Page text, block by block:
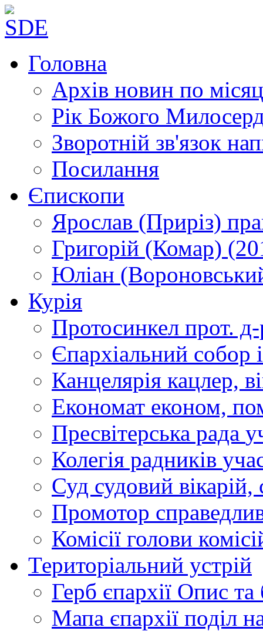
Головна
Архів новин по
Рік Божого
Зворотній зв'язок
Посилання
Єпископи
Ярослав (Приріз)
Григорій (Комар)
Юліан
Курія
Протосинкел прот.
Єпархіальний собор
Канцелярія кацлер,
Економат економ,
Пресвітерська рада
Колегія радників
Суд судовий вікарій,
Промотор
Комісії голови
Територіальний устрій
Герб єпархії Опис та
Мапа єпархії поділ